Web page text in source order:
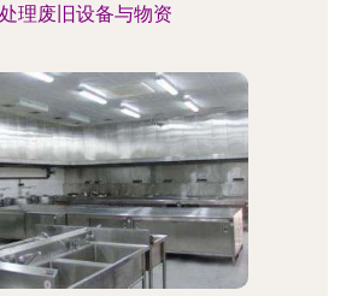
理废旧设备与物资